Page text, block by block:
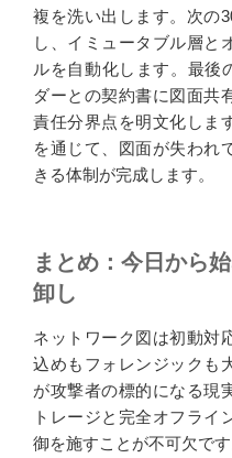
複を洗い出します。次の
し、イミュータブル層と
ルを自動化します。最後
ダーとの契約書に図面共
責任分界点を明文化しま
を通じて、図面が失われ
きる体制が完成します。
まとめ：今日から
卸し
ネットワーク図は初動対
込めもフォレンジックも
が攻撃者の標的になる現
トレージと完全オフライ
御を施すことが不可欠で